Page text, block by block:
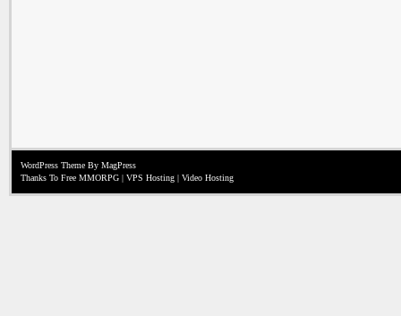
WordPress Theme By MagPress
Thanks To Free MMORPG | VPS Hosting | Video Hosting